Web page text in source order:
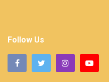
Follow Us